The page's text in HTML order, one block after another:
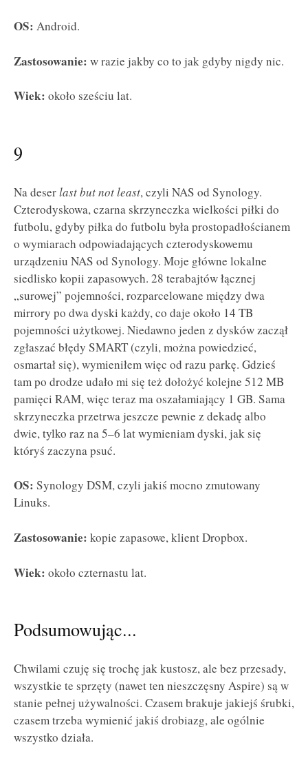
OS: Android.
Zastosowanie: w razie jakby co to jak gdyby nigdy nic.
Wiek: około sześciu lat.
9
Na deserlast but not least, czyli NAS od Synology.
Czterodyskowa, czarna skrzyneczka wielkości piłki do
futbolu, gdyby piłka do futbolu była prostopadłościanem
o wymiarach odpowiadających czterodyskowemu
urządzeniu NAS od Synology. Moje główne lokalne
siedlisko kopii zapasowych. 28 terabajtów łącznej
„surowej” pojemności, rozparcelowane między dwa
mirrory po dwa dyski każdy, co daje około 14 TB
pojemności użytkowej. Niedawno jeden z dysków zaczął
zgłaszać błędy SMART (czyli, można powiedzieć,
osmartał się), wymieniłem więc od razu parkę. Gdzieś
tam po drodze udało mi się też dołożyć kolejne 512 MB
pamięci RAM, więc teraz ma oszałamiający 1 GB. Sama
skrzyneczka przetrwa jeszcze pewnie z dekadę albo
dwie, tylko raz na 5–6 lat wymieniam dyski, jak się
któryś zaczyna psuć.
OS: Synology DSM, czyli jakiś mocno zmutowany
Linuks.
Zastosowanie: kopie zapasowe, klient Dropbox.
Wiek: około czternastu lat.
Podsumowując...
Chwilami czuję się trochę jak kustosz, ale bez przesady,
wszystkie te sprzęty (nawet ten nieszczęsny Aspire) są w
stanie pełnej używalności. Czasem brakuje jakiejś śrubki,
czasem trzeba wymienić jakiś drobiazg, ale ogólnie
wszystko działa.